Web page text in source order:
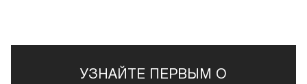
УЗНАЙТЕ ПЕРВЫМ О